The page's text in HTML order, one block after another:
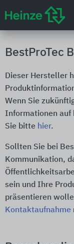
BestProTec
Dieser Hersteller
Wenn Sie
Informationen auf
Sie bitte hier.
Sollten Sie bei
Kommunikation,
sein und Ihre
präsentieren
Kontaktaufnahme